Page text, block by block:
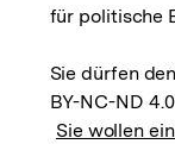
für politische
Sie dürfen
BY-NC-ND
Sie wollen